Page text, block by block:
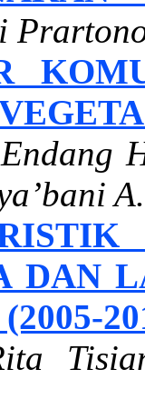
Endang
DAN